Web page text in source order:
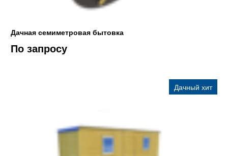
Дачная семиметровая бытовка
По запросу
Дачный хит